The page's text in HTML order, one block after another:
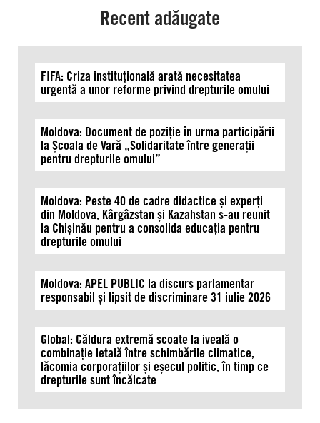
Recent adăugate
FIFA: Criza instituțională arată necesitatea
urgentă a unor reforme privind drepturile omului
Moldova: Document de poziție în urma participării
la Școala de Vară „Solidaritate între generații
pentru drepturile omului”
Moldova: Peste 40 de cadre didactice și experți
din Moldova, Kârgâzstan și Kazahstan s-au reunit
la Chișinău pentru a consolida educația pentru
drepturile omului
Moldova: APEL PUBLIC la discurs parlamentar
responsabil și lipsit de discriminare 31 iulie 2026
Global: Căldura extremă scoate la iveală o
combinație letală între schimbările climatice,
lăcomia corporațiilor și eșecul politic, în timp ce
drepturile sunt încălcate